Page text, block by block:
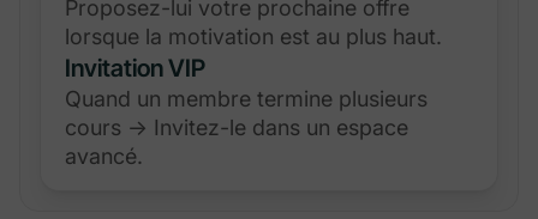
Proposez-lui votre prochaine offre
lorsque la motivation est au plus haut.
Invitation VIP
Quand un membre termine plusieurs
cours → Invitez-le dans un espace
avancé.